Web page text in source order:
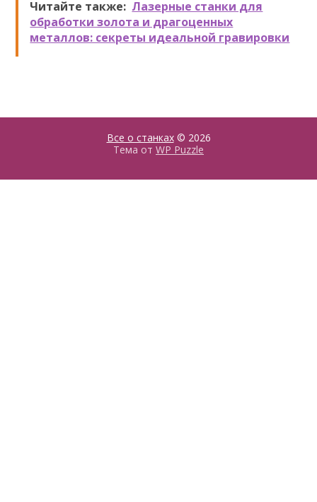
Читайте также: Лазерные станки для
обработки золота и драгоценных
металлов: секреты идеальной гравировки
Все о станках© 2026
Тема от WP Puzzle